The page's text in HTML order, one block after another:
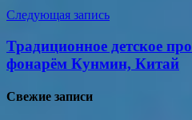
Следующая запись
Традиционное детское
фонарём Кунмин, Китай
Свежие записи